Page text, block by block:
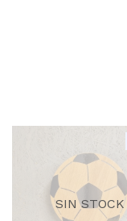
SIN STOCK